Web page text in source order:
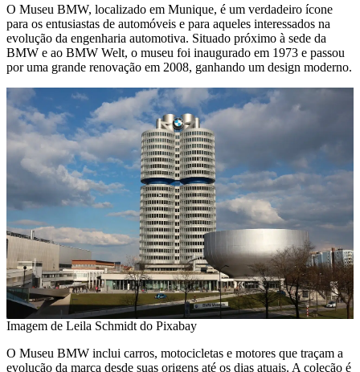
O Museu BMW, localizado em Munique, é um verdadeiro ícone
para os entusiastas de automóveis e para aqueles interessados na
evolução da engenharia automotiva. Situado próximo à sede da
BMW e ao BMW Welt, o museu foi inaugurado em 1973 e passou
por uma grande renovação em 2008, ganhando um design moderno.
Imagem de Leila Schmidt do Pixabay
O Museu BMW inclui carros, motocicletas e motores que traçam a
evolução da marca desde suas origens até os dias atuais. A coleção é